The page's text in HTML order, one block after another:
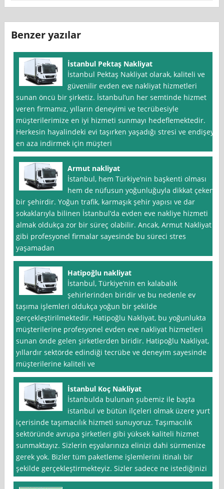
Benzer yazılar
İstanbul Pektaş Nakliyat
İstanbul Pektaş Nakliyat olarak, kaliteli ve
güvenilir evden eve nakliyat hizmetleri
sunan öncü bir şirketiz. İstanbul’un her semtinde hizmet
veren firmamız, yılların deneyimi ve tecrübesiyle
müşterilerimize en iyi hizmeti sunmayı hedeflemektedir.
Herkesin hayalindeki evi taşırken yaşadığı stresi ve endişeyi
en aza indirmek için müşteri
Armut nakliyat
İstanbul, hem Türkiye’nin başkenti olması
hem de nüfusun yoğunluğuyla dikkat çeken
bir şehirdir. Yoğun trafik, karmaşık şehir yapısı ve dar
sokaklarıyla bilinen İstanbul’da evden eve nakliye hizmeti
almak oldukça zor bir süreç olabilir. Ancak, Armut Nakliyat
gibi profesyonel firmalar sayesinde bu süreci stres
yaşamadan
Hatipoğlu nakliyat
İstanbul, Türkiye’nin en kalabalık
şehirlerinden biridir ve bu nedenle ev
taşıma işlemleri oldukça yoğun bir şekilde
gerçekleştirilmektedir. Hatipoğlu Nakliyat, bu yoğunlukta
müşterilerine profesyonel evden eve nakliyat hizmetleri
sunan önde gelen şirketlerden biridir. Hatipoğlu Nakliyat,
yıllardır sektörde edindiği tecrübe ve deneyim sayesinde
müşterilerine kaliteli ve
İstanbul Koç Nakliyat
İstanbulda bulunan şubemiz ile başta
istanbul ve bütün ilçeleri olmak üzere yurt
içerisinde taşımacılık hizmeti sunuyoruz. Taşımacılık
sektöründe avrupa şirketleri gibi yüksek kaliteli hizmet
sunmaktayız. Sizlerin eşyalarınıza elinizi dahi sürmenize
gerek yok. Bizler tüm paketleme işlemlerini itinalı bir
şekilde gerçekleştirmekteyiz. Sizler sadece ne istediğinizi